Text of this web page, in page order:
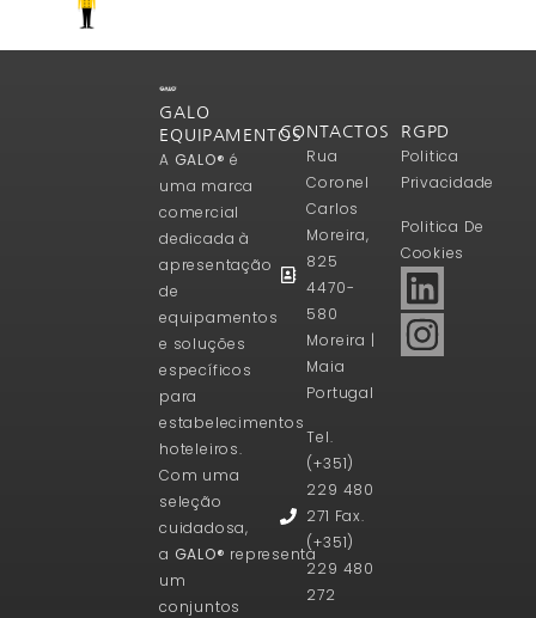
GALO
EQUIPAMENTOS
A GALO® é
uma marca
comercial
dedicada à
apresentação
de
equipamentos
e soluções
específicos
para
estabelecimentos
hoteleiros.
Com uma
seleção
cuidadosa,
a GALO® representa
um
conjuntos
CONTACTOS
Rua
Coronel
Carlos
Moreira,
825
4470-
580
Moreira |
Maia
Portugal
Tel.
(+351)
229 480
271 Fax.
(+351)
229 480
272
RGPD
Politica
Privacidade
Politica De
Cookies